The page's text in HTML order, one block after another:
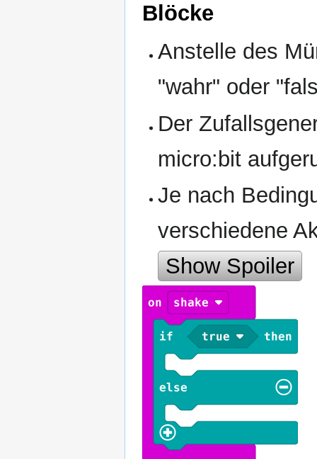
Blöcke
Anstelle des
"wahr" oder
Der
micro:bit
Je nach
verschiedene
Show Spoiler